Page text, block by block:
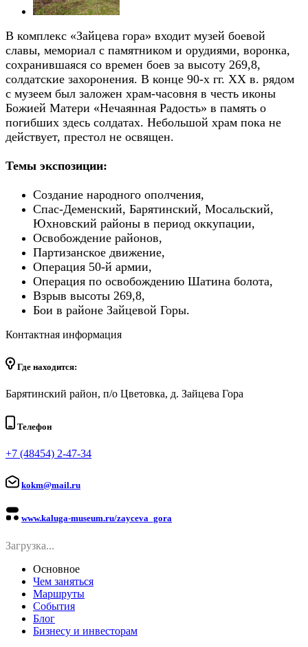
В комплекс «Зайцева гора» входит музей боевой
славы, мемориал с памятником и орудиями, воронка,
сохранившаяся со времен боев за высоту 269,8,
солдатские захоронения. В конце 90-х гг. XX в. рядом
с музеем был заложен храм-часовня в честь иконы
Божией Матери «Нечаянная Радость» в память о
погибших здесь солдатах. Небольшой храм пока не
действует, престол не освящен.
Темы экспозиции:
Создание народного ополчения,
Спас-Деменский, Барятинский, Мосальский,
Юхновский районы в период оккупации,
Освобождение районов,
Партизанское движение,
Операция 50-й армии,
Операция по освобождению Шатина болота,
Взрыв высоты 269,8,
Бои в районе Зайцевой Горы.
Контактная информация
Где находится:
Барятинский район, п/о Цветовка, д. Зайцева Гора
Телефон
+7 (48454) 2-47-34
kokm@mail.ru
www.kaluga-museum.ru/zayceva_gora
Загрузка...
Основное
Чем заняться
Маршруты
События
Блог
Бизнесу и инвесторам